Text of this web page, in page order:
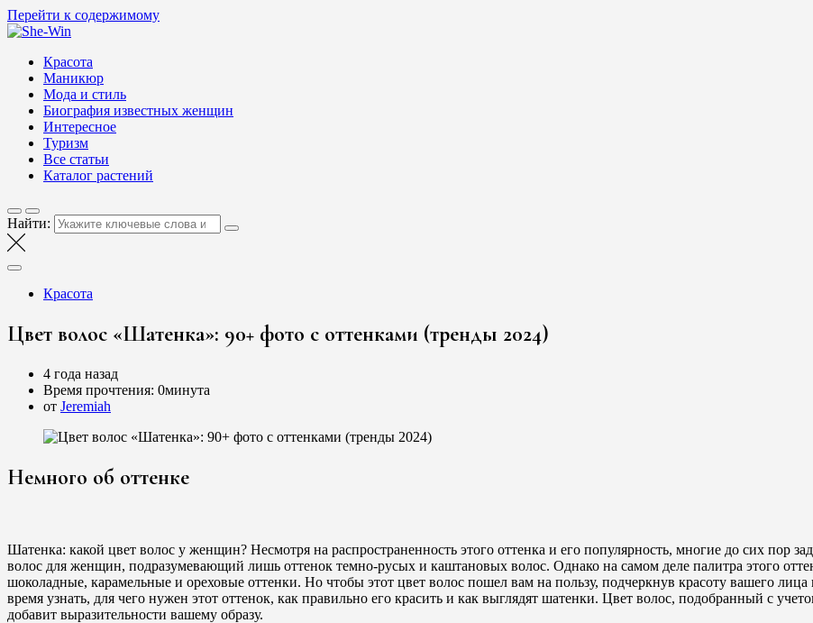
Перейти к содержимому
Блог о женской красоте и здоровье
Красота
Маникюр
Мода и стиль
Биография известных женщин
Интересное
Туризм
Все статьи
Каталог растений
Найти:
Красота
Цвет волос «Шатенка»: 90+ фото с оттенками (тренды 2024)
4 года назад
Время прочтения: 0минута
от Jeremiah
Немного об оттенке
Шатенка: какой цвет волос у женщин? Несмотря на распространенность этого оттенка и его популярность, многие до сих пор
волос для женщин, подразумевающий лишь оттенок темно-русых и каштановых волос. Однако на самом деле палитра этого
шоколадные, карамельные и ореховые оттенки. Но чтобы этот цвет волос пошел вам на пользу, подчеркнув красоту вашего
время узнать, для чего нужен этот оттенок, как правильно его красить и как выглядят шатенки. Цвет волос, подобранный с
добавит выразительности вашему образу.